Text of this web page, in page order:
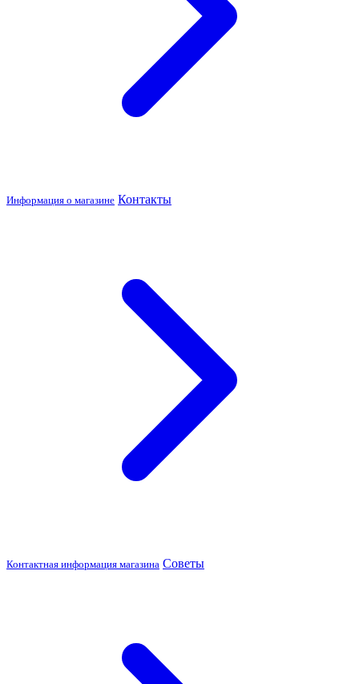
Информация о магазине Контакты
Контактная информация магазина Советы